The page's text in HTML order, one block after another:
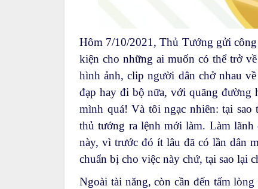
Hôm 7/10/2021, Thủ Tướng gửi công
kiện cho những ai muốn có thể trở
hình ảnh, clip người dân chở nhau
đạp hay đi bộ nữa, với quãng đường
mình quá! Và tôi ngạc nhiên: tại
thủ tướng ra lệnh mới làm. Làm
này, vì trước đó ít lâu đã có lần dân
chuẩn bị cho việc này chứ, tại sao lại
Ngoài tài năng, còn cần đến tấm